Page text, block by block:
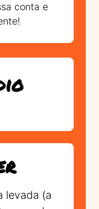
conta e
levada (a